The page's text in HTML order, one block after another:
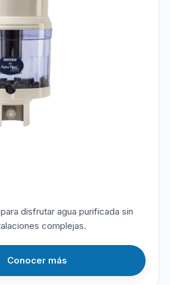
disfrutar agua purificada sin
complejas.
Conocer más